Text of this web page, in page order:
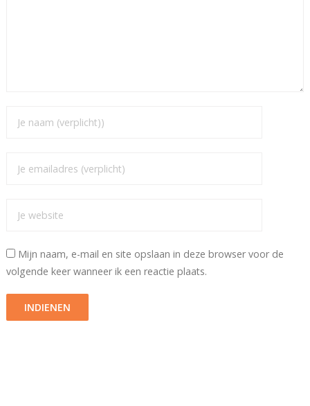
Mijn naam, e-mail en site opslaan in deze browser voor de
volgende keer wanneer ik een reactie plaats.